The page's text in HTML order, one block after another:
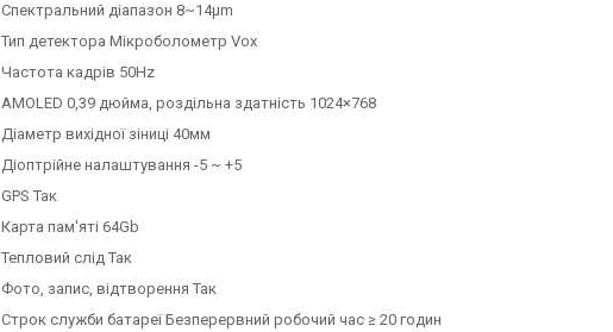
Спектральний діапазон 8~14μm
Тип детектора Мікроболометр Vox
Частота кадрів 50Hz
AMOLED 0,39 дюйма, роздільна здатність 1024×768
Діаметр вихідної зіниці 40мм
Діоптрійне налаштування -5 ~ +5
GPS Так
Карта пам'яті 64Gb
Тепловий слід Так
Фото, запис, відтворення Так
Строк служби батареї Безперервний робочий час ≥ 20 годин